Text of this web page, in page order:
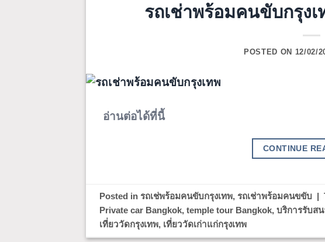
รถเช่าพร้อมคนขับกรุง
POSTED ON 12/02/
อ่านต่อได้ที่นี้
CONTINUE
Posted in รถเช่พร้อมคนขับกรุงเทพ, รถเช่าพร้อมคนขขับ |
Private car Bangkok, temple tour Bangkok, บริการรับส
เที่ยววัดกรุงเทพ, เที่ยววัดเก่าแก่กรุงเทพ